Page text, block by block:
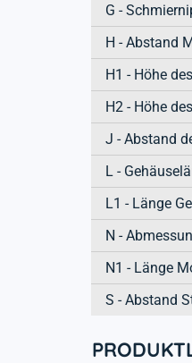
G -
H - Abstand
H1 - Höhe
H2 - Höhe
J - Abstand
L -
L1 - Länge
N -
N1 - Länge
S - Abstand